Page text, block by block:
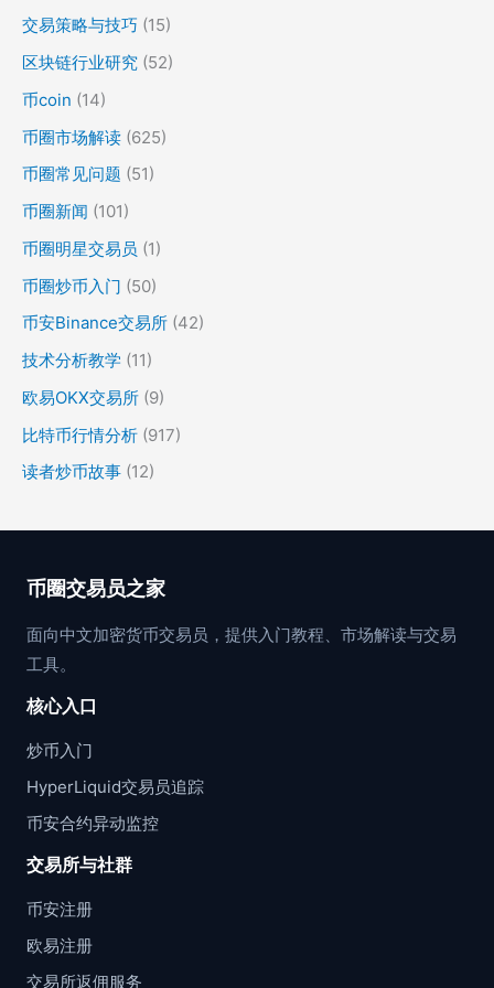
交易策略与技巧 (15)
区块链行业研究 (52)
币coin (14)
币圈市场解读 (625)
币圈常见问题 (51)
币圈新闻 (101)
币圈明星交易员 (1)
币圈炒币入门 (50)
币安Binance交易所 (42)
技术分析教学 (11)
欧易OKX交易所 (9)
比特币行情分析 (917)
读者炒币故事 (12)
币圈交易员之家
面向中文加密货币交易员，提供入门教程、市场解读与交易
工具。
核心入口
炒币入门
HyperLiquid交易员追踪
币安合约异动监控
交易所与社群
币安注册
欧易注册
交易所返佣服务